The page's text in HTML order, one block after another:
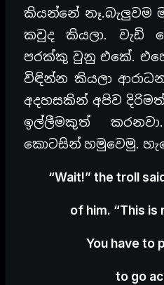
කියන්නේ නෑ.බැලුවම
කවුද කියලා. වැඩි
පරක්කු වුනු එකේ.
විඳින්න කියලා
අදහසකින් අපිව
ඉල්ලීමකුත්
කොටසින් හමුවෙමු.
“Wait!” the troll
of him. “This is
You have to
to go